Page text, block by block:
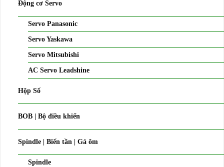
Động cơ Servo
Servo Panasonic
Servo Yaskawa
Servo Mitsubishi
AC Servo Leadshine
Hộp Số
BOB | Bộ điều khiển
Spindle | Biến tần | Gá ôm
Spindle